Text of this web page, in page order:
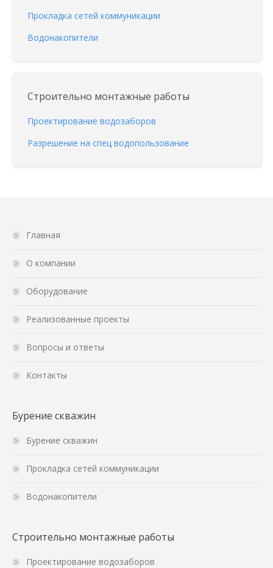
Прокладка сетей коммуникации
Водонакопители
Строительно монтажные работы
Проектирование водозаборов
Разрешение на спец водопользование
Главная
О компании
Оборудование
Реализованные проекты
Вопросы и ответы
Контакты
Бурение скважин
Бурение скважин
Прокладка сетей коммуникации
Водонакопители
Строительно монтажные работы
Проектирование водозаборов